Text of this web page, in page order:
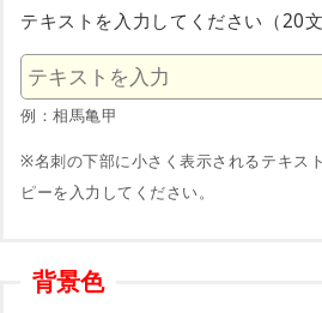
テキストを入力してください（20文
例：相馬亀甲
※名刺の下部に小さく表示されるテキス
ピーを入力してください。
背景色